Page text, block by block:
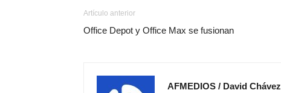
Artículo anterior
Office Depot y Office Max se fusionan
AFMEDIOS / David Chávez